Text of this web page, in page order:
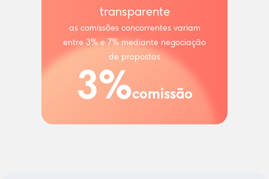
transparente
as comissões concorrentes variam
entre 3% e 7% mediante negociação
de propostas
3%comissão